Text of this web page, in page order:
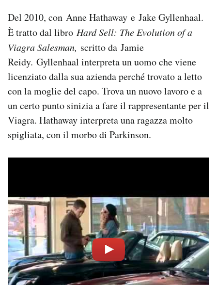
Del 2010, con Anne Hathaway e Jake Gyllenhaal.
È tratto dal libro Hard Sell: The Evolution of a
Viagra Salesman, scritto da Jamie
Reidy. Gyllenhaal interpreta un uomo che viene
licenziato dalla sua azienda perché trovato a letto
con la moglie del capo. Trova un nuovo lavoro e a
un certo punto sinizia a fare il rappresentante per il
Viagra. Hathaway interpreta una ragazza molto
spigliata, con il morbo di Parkinson.